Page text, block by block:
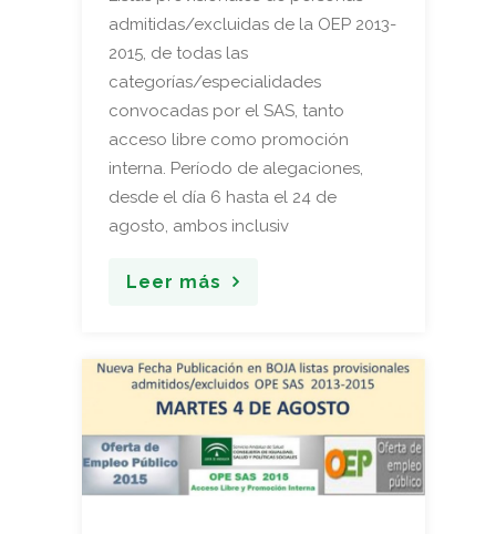
admitidas/excluidas de la OEP 2013-
2015, de todas las
categorías/especialidades
convocadas por el SAS, tanto
acceso libre como promoción
interna. Período de alegaciones,
desde el día 6 hasta el 24 de
agosto, ambos inclusiv
Leer más